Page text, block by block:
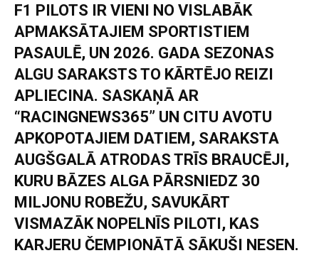
F1 PILOTS IR VIENI NO VISLABĀK
APMAKSĀTAJIEM SPORTISTIEM
PASAULĒ, UN 2026. GADA SEZONAS
ALGU SARAKSTS TO KĀRTĒJO REIZI
APLIECINA. SASKAŅĀ AR
“RACINGNEWS365” UN CITU AVOTU
APKOPOTAJIEM DATIEM, SARAKSTA
AUGŠGALĀ ATRODAS TRĪS BRAUCĒJI,
KURU BĀZES ALGA PĀRSNIEDZ 30
MILJONU ROBEŽU, SAVUKĀRT
VISMAZĀK NOPELNĪS PILOTI, KAS
KARJERU ČEMPIONĀTĀ SĀKUŠI NESEN.